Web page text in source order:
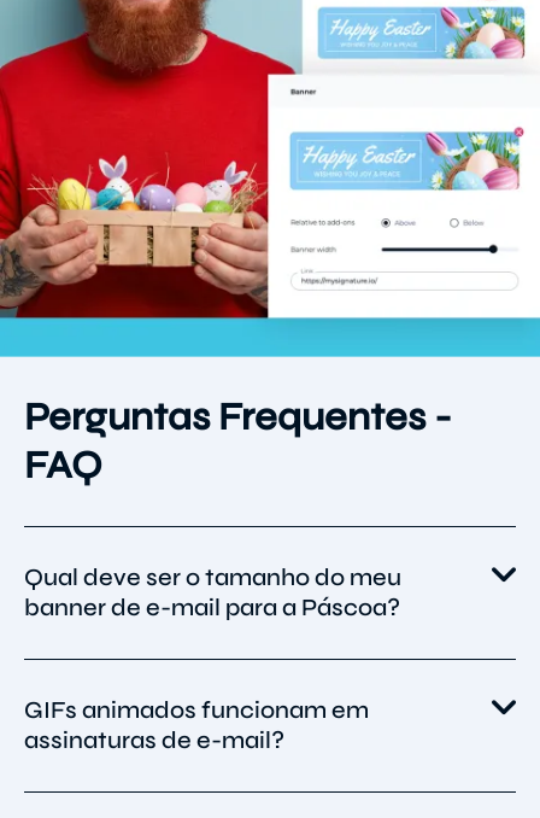
Perguntas Frequentes -
FAQ
Qual deve ser o tamanho do meu
banner de e-mail para a Páscoa?
800 px. Isso mantém os banners nítidos e
leves. Mantenha os arquivos abaixo de 500 KB
para carregamento rápido.
GIFs animados funcionam em
assinaturas de e-mail?